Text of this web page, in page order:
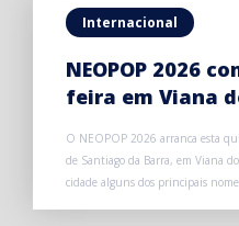
Internacional
NEOPOP 2026
feira em Viana
O NEOPOP 2026 arranca esta
de Santiago da Barra, em Viana
cidade alguns dos principais